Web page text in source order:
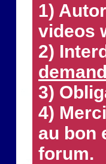
1)
videos
2)
3)
4)
au bon
forum.